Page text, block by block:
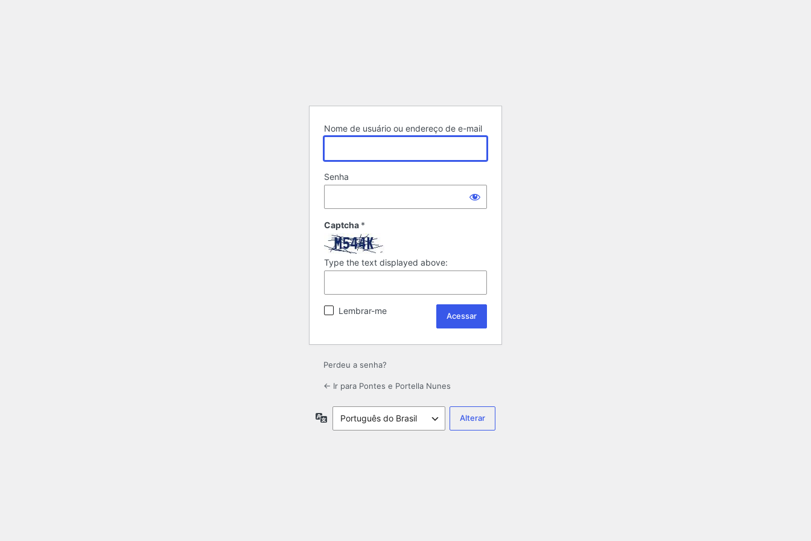
Nome de usuário ou endereço de e-mail
Senha
Captcha *
Type the text displayed above:
Lembrar-me
Perdeu a senha?
← Ir para Pontes e Portella Nunes
Idioma